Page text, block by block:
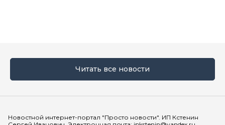
Читать все новости
Новостной интернет-портал "Просто новости". ИП Кстенин